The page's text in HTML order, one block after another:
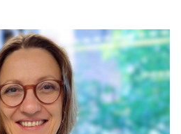
D’HONNEUR DE LA
FACULTÉ POUR
L’EXCELLENCE EN
ÉDUCATION